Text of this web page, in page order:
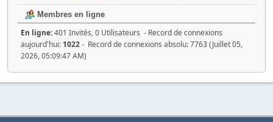
Membres en ligne
En ligne:401 Invités, 0 Utilisateurs - Record de connexions
aujourd'hui: 1022- Record de connexions absolu: 7763 (Juillet 05,
2026, 05:09:47 AM)